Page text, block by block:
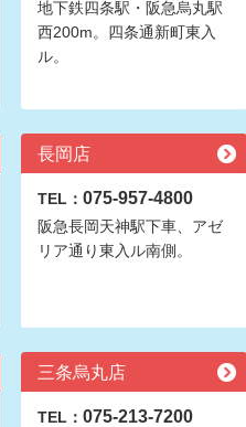
地下鉄四条駅・阪急烏丸駅
西200m。四条通新町東入
ル。
長岡店
TEL： 075-957-4800
阪急長岡天神駅下車、アゼ
リア通り東入ル南側。
三条烏丸店
TEL： 075-213-7200